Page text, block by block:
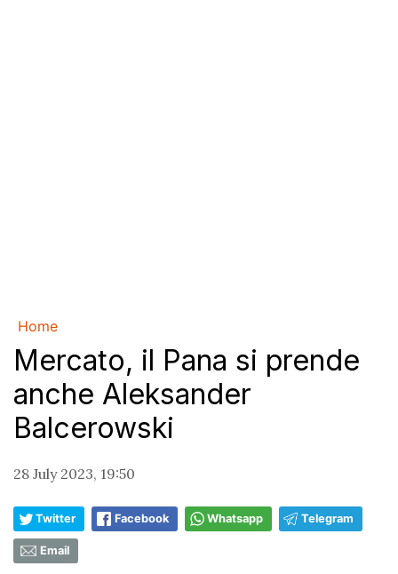
Home
Mercato, il Pana si prende
anche Aleksander
Balcerowski
28 July 2023, 19:50
Twitter Facebook Whatsapp Telegram
Email